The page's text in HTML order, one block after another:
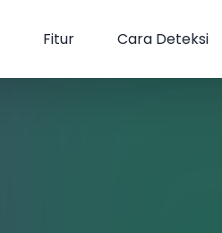
Fitur Cara Deteksi